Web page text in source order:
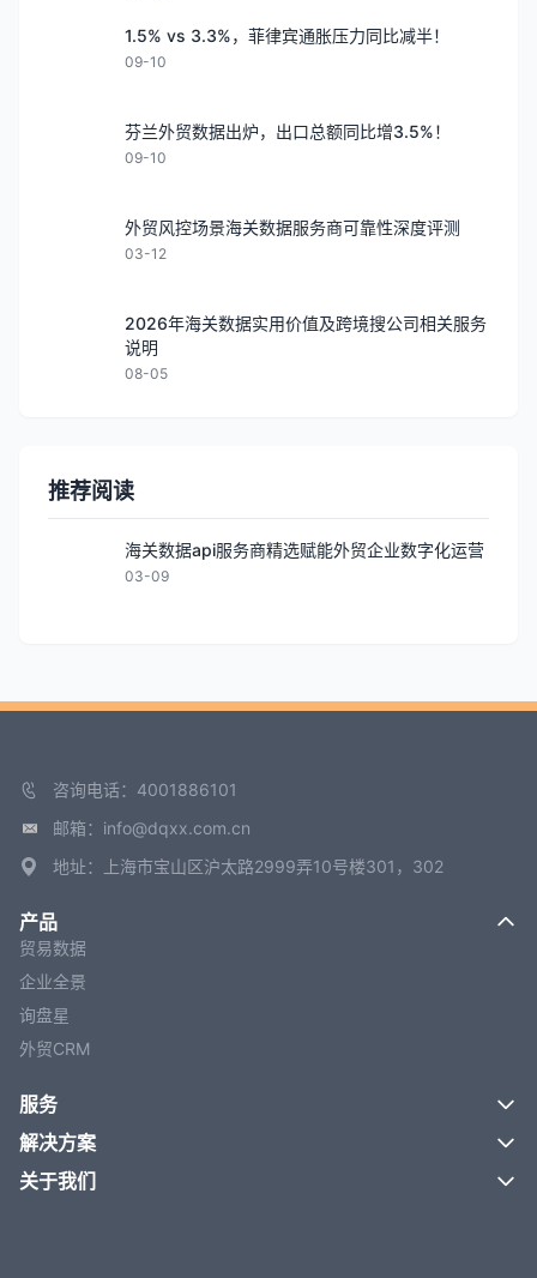
1.5% vs 3.3%，菲律宾通胀压力同比减半！
09-10
芬兰外贸数据出炉，出口总额同比增3.5%！
09-10
外贸风控场景海关数据服务商可靠性深度评测
03-12
2026年海关数据实用价值及跨境搜公司相关服务
说明
08-05
推荐阅读
海关数据api服务商精选赋能外贸企业数字化运营
03-09
咨询电话：4001886101
邮箱：info@dqxx.com.cn
地址：上海市宝山区沪太路2999弄10号楼301，302
产品
贸易数据
企业全景
询盘星
外贸CRM
服务
解决方案
关于我们